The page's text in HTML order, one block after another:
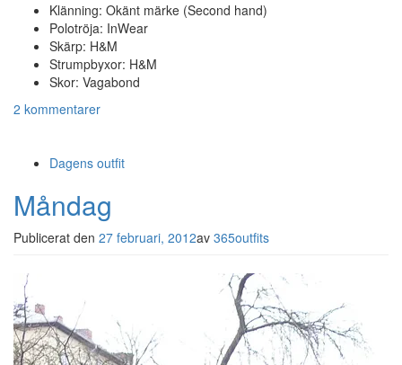
Klänning: Okänt märke (Second hand)
Polotröja: InWear
Skärp: H&M
Strumpbyxor: H&M
Skor: Vagabond
2 kommentarer
Dagens outfit
Måndag
Publicerat den 27 februari, 2012av 365outfits